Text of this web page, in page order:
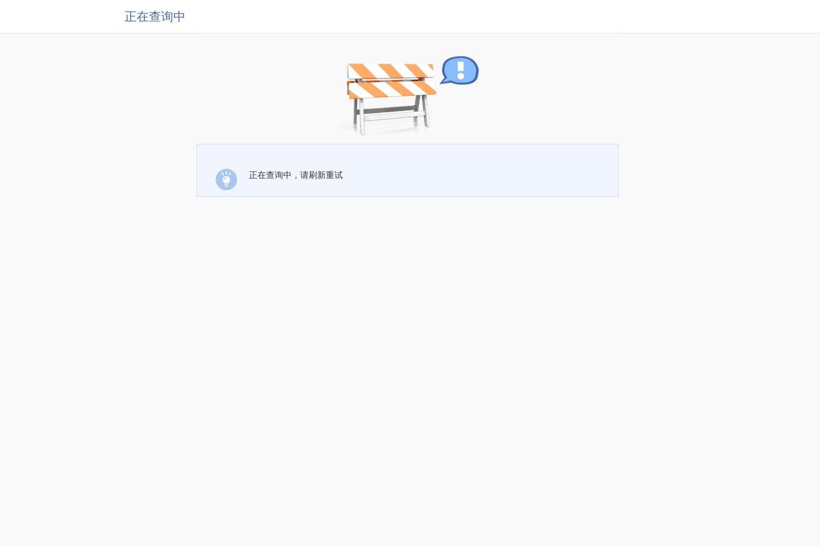
正在查询中
正在查询中，请刷新重试